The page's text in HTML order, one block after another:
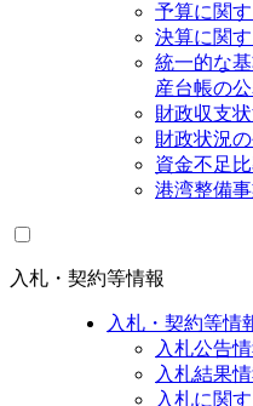
予算に関
決算に関
統一的な
産台帳の
財政収支
財政状況
資金不足
港湾整備
入札・契約等情報
入札・契約等情
入札公告
入札結果
入札に関